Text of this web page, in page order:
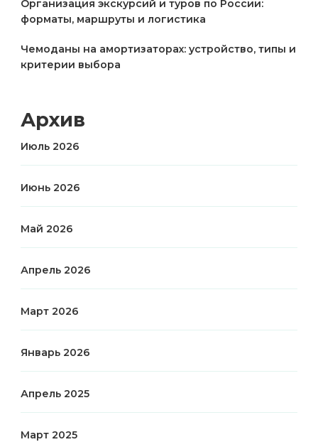
Организация экскурсий и туров по России:
форматы, маршруты и логистика
Чемоданы на амортизаторах: устройство, типы и
критерии выбора
Архив
Июль 2026
Июнь 2026
Май 2026
Апрель 2026
Март 2026
Январь 2026
Апрель 2025
Март 2025